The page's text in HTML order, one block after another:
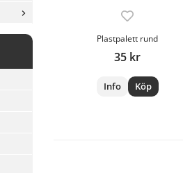
Plastpalett rund
35 kr
Info Köp